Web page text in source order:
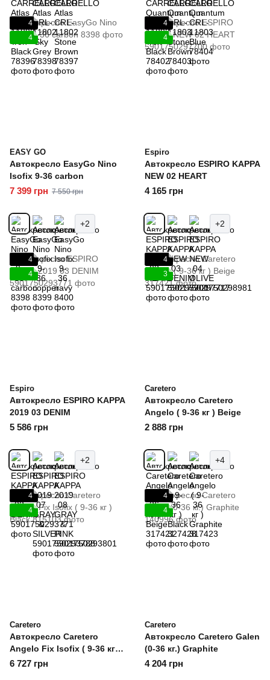
4
4
EASY GO
Автокресло EasyGo Nino
Isofix 9-36 carbon
7 399 грн 7 550 грн
+2
4
4
Espiro
Автокресло ESPIRO KAPPA
NEW 02 HEART
4 165 грн
+2
4
4
Espiro
Автокресло ESPIRO KAPPA
2019 03 DENIM
5 586 грн
+2
4
3
Caretero
Автокресло Caretero
Angelo ( 9-36 кг ) Beige
2 888 грн
+4
4
4
Caretero
Автокресло Caretero
Angelo Fix Isofix ( 9-36 кг )
Black
6 727 грн
4
4
Caretero
Автокресло Caretero Galen
(0-36 кг.) Graphite
4 204 грн